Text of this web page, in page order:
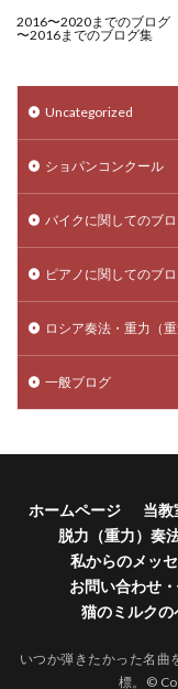
2016〜2020までのブログ
〜2016までのブログ集
Uncategorized
ショパンコンクール
バイクに関してのブ
ピアノに関してのブ
ロシア奏法・重力（
一般ブログ
ホームページ 当教
脱力（重力）奏
私からのメッ
お問い合わせ
猫のミルクの
いつか弾きたかった名曲
標。©